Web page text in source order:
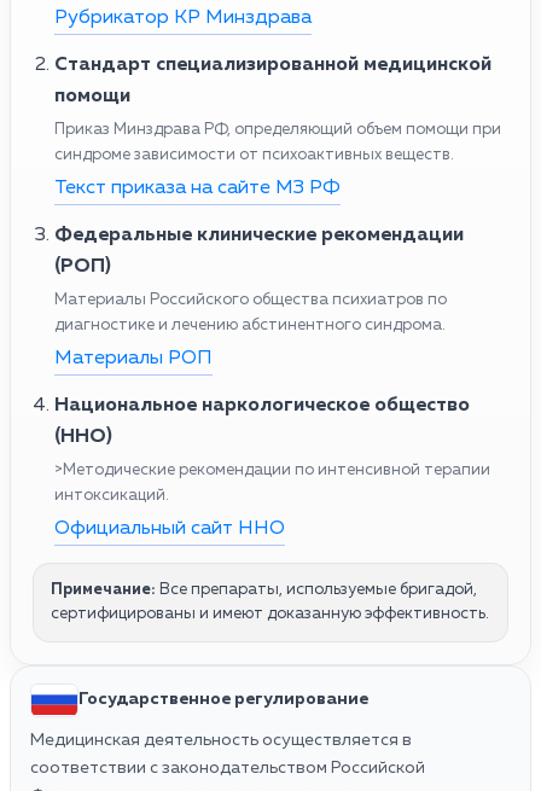
Рубрикатор КР Минздрава
Стандарт специализированной медицинской
помощи
Приказ Минздрава РФ, определяющий объем помощи при
синдроме зависимости от психоактивных веществ.
Текст приказа на сайте МЗ РФ
Федеральные клинические рекомендации
(РОП)
Материалы Российского общества психиатров по
диагностике и лечению абстинентного синдрома.
Материалы РОП
Национальное наркологическое общество
(ННО)
>Методические рекомендации по интенсивной терапии
интоксикаций.
Официальный сайт ННО
Примечание: Все препараты, используемые бригадой,
сертифицированы и имеют доказанную эффективность.
Государственное регулирование
Медицинская деятельность осуществляется в
соответствии с законодательством Российской